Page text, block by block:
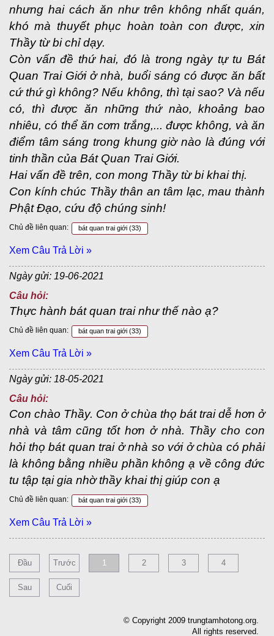
nhưng hai cách ăn như trên không nhất quán,
khó mà thuyết phục hoàn toàn con được, xin
Thầy từ bi chỉ dạy.
Còn vấn đề thứ hai, đó là trong ngày tự tu Bát
Quan Trai Giới ở nhà, buổi sáng có được ăn bất
cứ thứ gì không? Nếu không, thì tại sao? Và nếu
có, thì được ăn những thứ nào, khoảng bao
nhiêu, có thể ăn cơm trắng,... được không, và ăn
điểm tâm sáng trong khung giờ nào là đúng với
tinh thần của Bát Quan Trai Giới.
Hai vấn đề trên, con mong Thầy từ bi khai thị.
Con kính chúc Thầy thân an tâm lạc, mau thành
Phật Đạo, cứu độ chúng sinh!
Chủ đề liên quan: bát quan trai giới (33)
Xem Câu Trả Lời »
Ngày gửi: 19-06-2021
Câu hỏi:
Thực hành bát quan trai như thế nào ạ?
Chủ đề liên quan: bát quan trai giới (33)
Xem Câu Trả Lời »
Ngày gửi: 18-05-2021
Câu hỏi:
Con chào Thầy. Con ở chùa thọ bát trai dễ hơn ở
nhà và tâm cũng tốt hơn ở nhà. Thầy cho con
hỏi thọ bát quan trai ở nhà so với ở chùa có phải
là không bằng nhiều phần không ạ về công đức
tu tập tại gia nhờ thầy khai thị giúp con ạ
Chủ đề liên quan: bát quan trai giới (33)
Xem Câu Trả Lời »
Đầu Trước 1 2 3 4
Sau Cuối
© Copyright 2009 trungtamhotong.org.
All rights reserved.